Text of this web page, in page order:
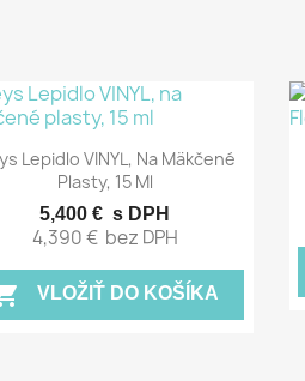
Rýchly náhľad
Lepidlo VINYL, Na Mäkčené
Plasty, 15 Ml
5,400 € s DPH
4,390 € bez DPH
VLOŽIŤ DO KOŠÍKA